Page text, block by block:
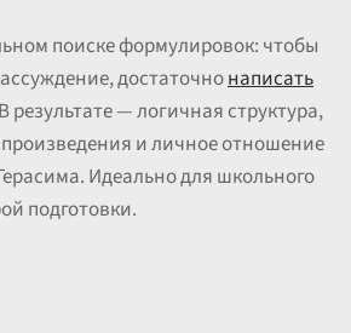
поиске формулировок: чтобы
достаточнонаписать
результате — логичная структура,
и личное отношение
Идеально для школьного
подготовки.